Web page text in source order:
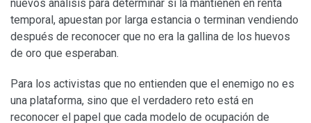
nuevos análisis para determinar si la mantienen en renta
temporal, apuestan por larga estancia o terminan vendiendo
después de reconocer que no era la gallina de los huevos
de oro que esperaban.
Para los activistas que no entienden que el enemigo no es
una plataforma, sino que el verdadero reto está en
reconocer el papel que cada modelo de ocupación de